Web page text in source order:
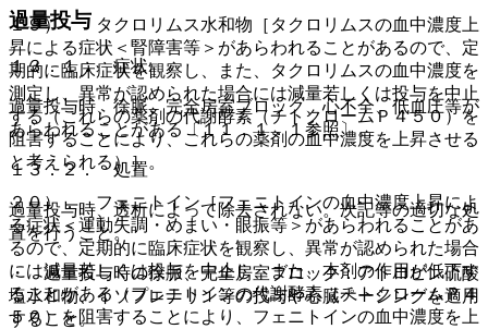
過量投与
１３．１． 症状
過量投与時、徐脈、完全房室ブロック、心不全、低血圧等が
あらわれることがある〔１１．１．１参照〕。
１３．２． 処置
過量投与時、透析によって除去されない。次記等の適切な処
置を行うこと。
・ 過量投与時の徐脈、完全房室ブロック：アトロピン硫酸
塩水和物、イソプレナリン等の投与や心臓ペーシングを適用
すること。
１９）． タクロリムス水和物［タクロリムスの血中濃度上
昇による症状＜腎障害等＞があらわれることがあるので、定
期的に臨床症状を観察し、また、タクロリムスの血中濃度を
測定し、異常が認められた場合には減量若しくは投与を中止
する（これらの薬剤の代謝酵素（チトクロームＰ４５０）を
阻害することにより、これらの薬剤の血中濃度を上昇させる
と考えられる）］。
２０）． フェニトイン［フェニトインの血中濃度上昇によ
る症状＜運動失調・めまい・眼振等＞があらわれることがあ
るので、定期的に臨床症状を観察し、異常が認められた場合
には減量若しくは投与を中止し、また、本剤の作用が低下す
ることがある（フェニトインの代謝酵素（チトクロームＰ４
５０）を阻害することにより、フェニトインの血中濃度を上